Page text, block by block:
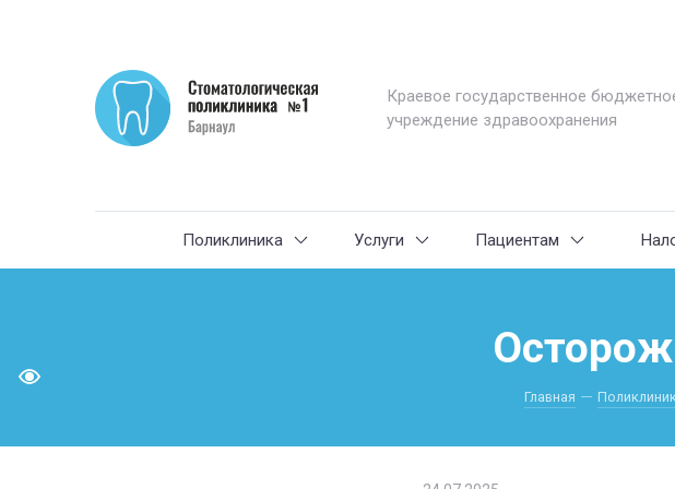
Краевое государственное
учреждение здравоохранения
Поликлиника Услуги Пациентам
Главная